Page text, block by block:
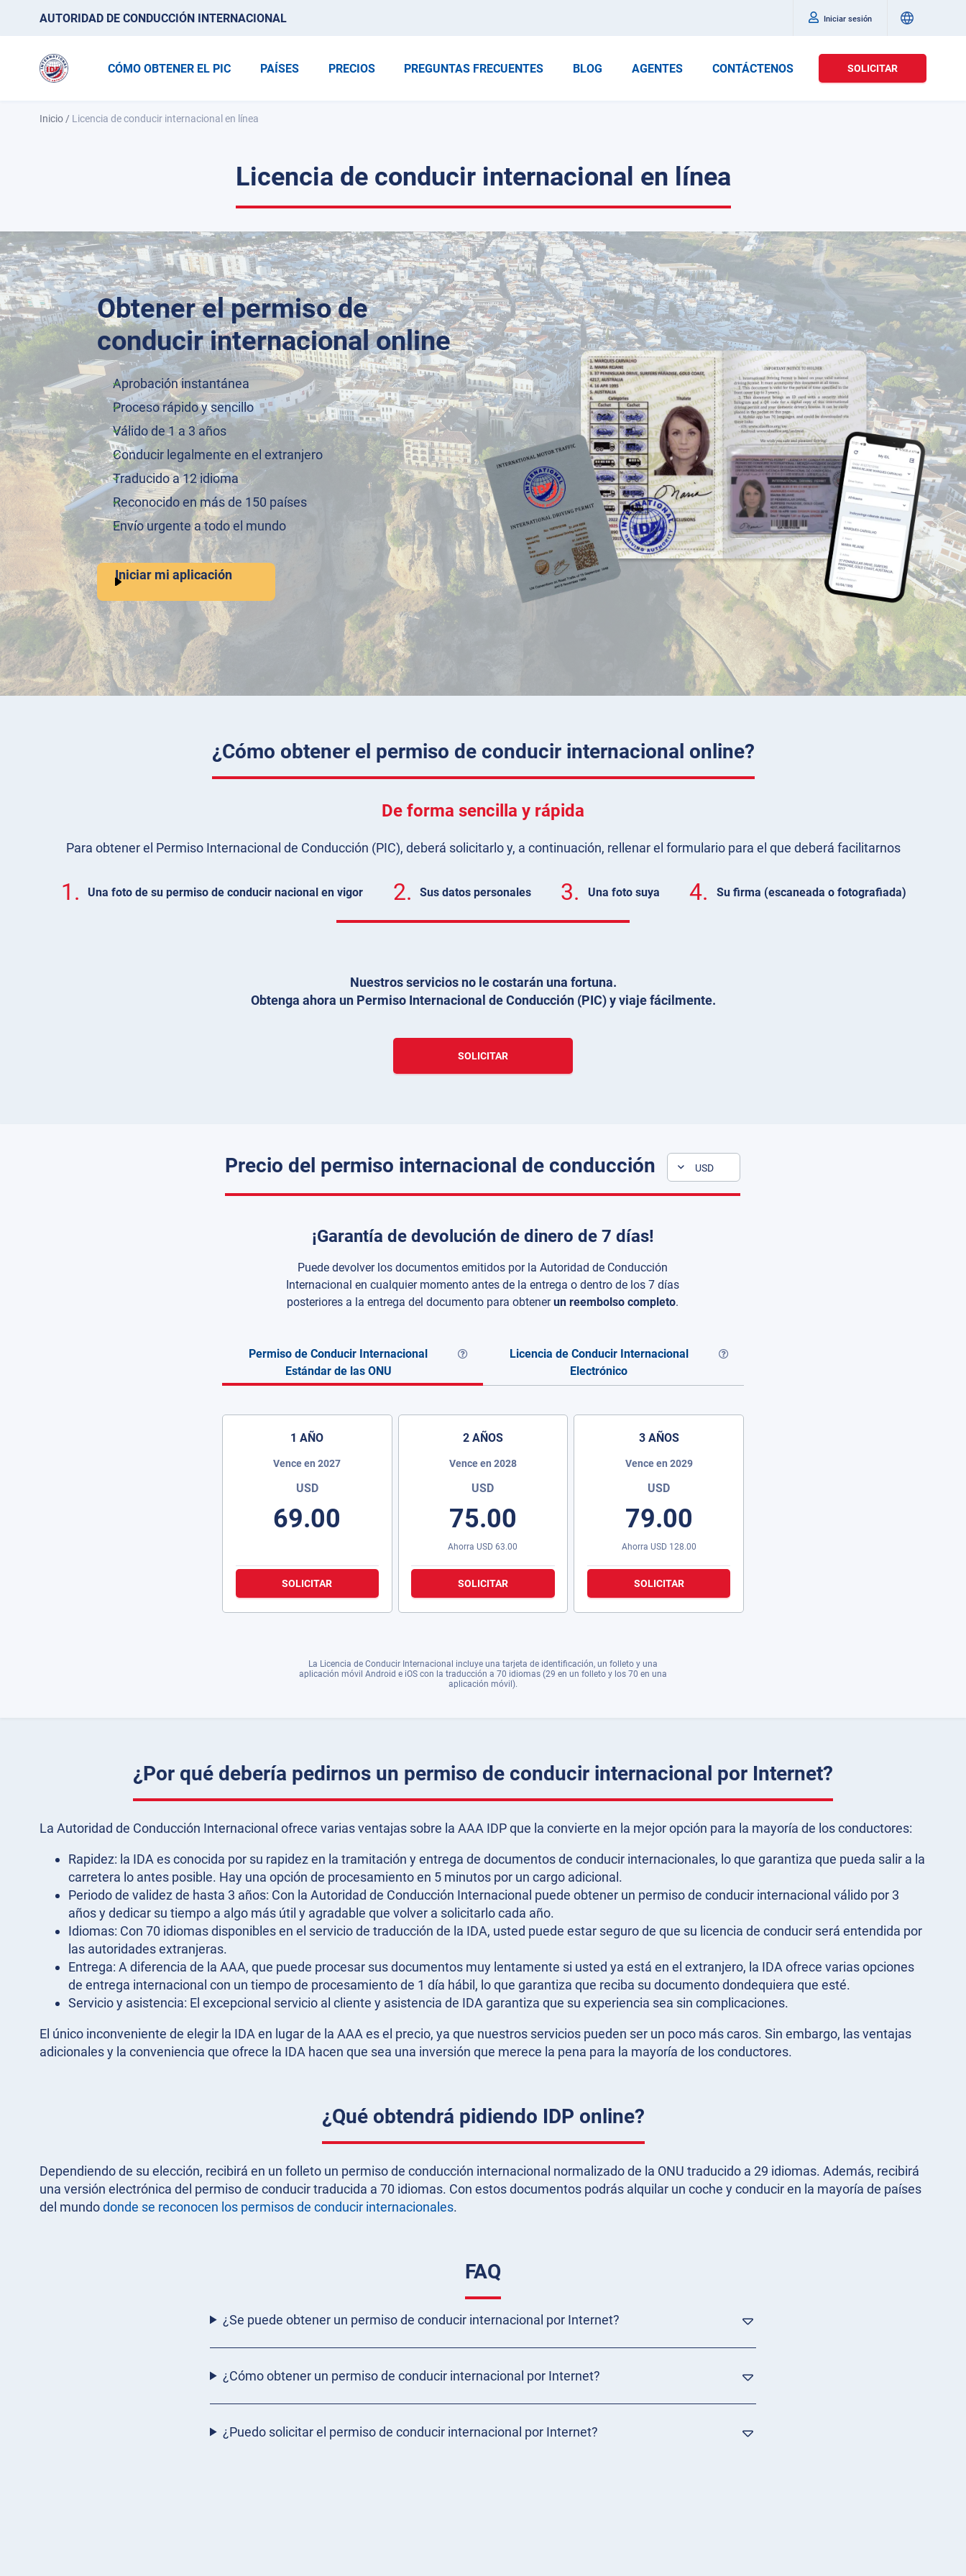
AUTORIDAD DE CONDUCCIÓN INTERNACIONAL Iniciar sesión
CÓMO OBTENER EL PIC PAÍSES PRECIOS PREGUNTAS FRECUENTES BLOG AGENTES CONTÁCTENOS SOLICITAR
Inicio / Licencia de conducir internacional en línea
Licencia de conducir internacional en línea
Obtener el permiso de
conducir internacional online
Aprobación instantánea
Proceso rápido y sencillo
Válido de 1 a 3 años
Conducir legalmente en el extranjero
Traducido a 12 idioma
Reconocido en más de 150 países
Envío urgente a todo el mundo
Iniciar mi aplicación
¿Cómo obtener el permiso de conducir internacional online?
De forma sencilla y rápida
Para obtener el Permiso Internacional de Conducción (PIC), deberá solicitarlo y, a continuación, rellenar el formulario para el que deberá facilitarnos
1. Una foto de su permiso de conducir nacional en vigor 2. Sus datos personales 3. Una foto suya 4. Su firma (escaneada o fotografiada)
Nuestros servicios no le costarán una fortuna.
Obtenga ahora un Permiso Internacional de Conducción (PIC) y viaje fácilmente.
SOLICITAR
Precio del permiso internacional de conducción USD
¡Garantía de devolución de dinero de 7 días!
Puede devolver los documentos emitidos por la Autoridad de Conducción
Internacional en cualquier momento antes de la entrega o dentro de los 7 días
posteriores a la entrega del documento para obtenerun reembolso completo.
Permiso de Conducir Internacional
Estándar de las ONU
Licencia de Conducir Internacional
Electrónico
1 AÑO
Vence en 2027
USD
69.00
SOLICITAR
2 AÑOS
Vence en 2028
USD
75.00
AhorraUSD 63.00
SOLICITAR
3 AÑOS
Vence en 2029
USD
79.00
Ahorra USD 128.00
SOLICITAR
La Licencia de Conducir Internacional incluye una tarjeta de identificación, un folleto y una
aplicación móvil Android e iOS con la traducción a 70 idiomas (29 en un folleto y los 70 en una
aplicación móvil).
¿Por qué debería pedirnos un permiso de conducir internacional por Internet?
La Autoridad de Conducción Internacional ofrece varias ventajas sobre la AAA IDP que la convierte en la mejor opción para la mayoría de los conductores:
Rapidez: la IDA es conocida por su rapidez en la tramitación y entrega de documentos de conducir internacionales, lo que garantiza que pueda salir a la
carretera lo antes posible. Hay una opción de procesamiento en 5 minutos por un cargo adicional.
Periodo de validez de hasta 3 años: Con la Autoridad de Conducción Internacional puede obtener un permiso de conducir internacional válido por 3
años y dedicar su tiempo a algo más útil y agradable que volver a solicitarlo cada año.
Idiomas: Con 70 idiomas disponibles en el servicio de traducción de la IDA, usted puede estar seguro de que su licencia de conducir será entendida por
las autoridades extranjeras.
Entrega: A diferencia de la AAA, que puede procesar sus documentos muy lentamente si usted ya está en el extranjero, la IDA ofrece varias opciones
de entrega internacional con un tiempo de procesamiento de 1 día hábil, lo que garantiza que reciba su documento dondequiera que esté.
Servicio y asistencia: El excepcional servicio al cliente y asistencia de IDA garantiza que su experiencia sea sin complicaciones.
El único inconveniente de elegir la IDA en lugar de la AAA es el precio, ya que nuestros servicios pueden ser un poco más caros. Sin embargo, las ventajas
adicionales y la conveniencia que ofrece la IDA hacen que sea una inversión que merece la pena para la mayoría de los conductores.
¿Qué obtendrá pidiendo IDP online?
Dependiendo de su elección, recibirá en un folleto un permiso de conducción internacional normalizado de la ONU traducido a 29 idiomas. Además, recibirá
una versión electrónica del permiso de conducir traducida a 70 idiomas. Con estos documentos podrás alquilar un coche y conducir en la mayoría de países
del mundodonde se reconocen los permisos de conducir internacionales.
FAQ
¿Se puede obtener un permiso de conducir internacional por Internet?
¿Cómo obtener un permiso de conducir internacional por Internet?
¿Puedo solicitar el permiso de conducir internacional por Internet?